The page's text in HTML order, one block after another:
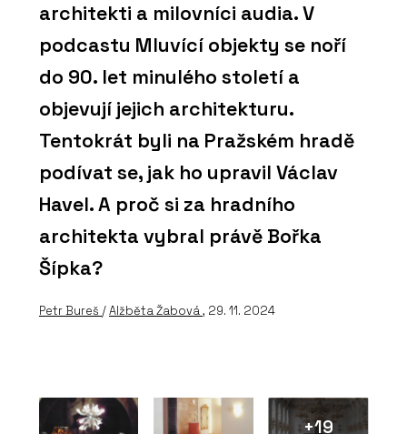
architekti a milovníci audia. V
podcastu Mluvící objekty se noří
do 90. let minulého století a
objevují jejich architekturu.
Tentokrát byli na Pražském hradě
podívat se, jak ho upravil Václav
Havel. A proč si za hradního
architekta vybral právě Bořka
Šípka?
Petr Bureš /Alžběta Žabová, 29. 11. 2024
+19